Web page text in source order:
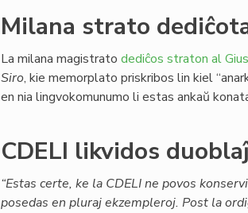
Milana strato
La milana magistrato dediĉos straton al
Siro, kie memorplato priskribos lin kiel
en nia lingvokomunumo li estas ankaŭ
CDELI likvidos
“Estas certe, ke la CDELI ne povos
posedas en pluraj ekzempleroj. Post la